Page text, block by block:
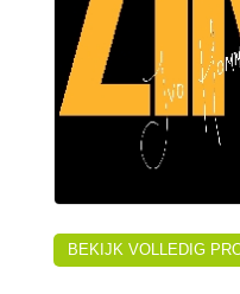
BEKIJK VOLLEDIG